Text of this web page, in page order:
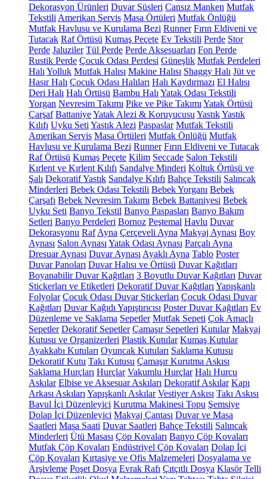
Dekorasyon Ürünleri Duvar Süsleri Cansız Manken Mutfak
Tekstili Amerikan Servis Masa Örtüleri Mutfak Önlüğü
Mutfak Havlusu ve Kurulama Bezi Runner Fırın Eldiveni ve
Tutacak Raf Örtüsü Kumaş Peçete Ev Tekstili Perde Stor
Perde Jaluziler Tül Perde Perde Aksesuarları Fon Perde
Rustik Perde Çocuk Odası Perdesi Güneşlik Mutfak Perdeleri
Halı Yolluk Mutfak Halısı Makine Halısı Shaggy Halı Jüt ve
Hasır Halı Çocuk Odası Halıları Halı Kaydırmazı El Halısı
Deri Halı Halı Örtüsü Bambu Halı Yatak Odası Tekstili
Yorgan Nevresim Takımı Pike ve Pike Takımı Yatak Örtüsü
Çarşaf BattaniyeYatak Alezi & Koruyucusu YastıkYastık
Kılıfı Uyku Seti Yastık Alezi Paspaslar Mutfak Tekstili
Amerikan Servis Masa Örtüleri Mutfak Önlüğü Mutfak
Havlusu ve Kurulama Bezi Runner Fırın Eldiveni ve Tutacak
Raf Örtüsü Kumaş Peçete Kilim Seccade Salon Tekstili
Kırlent ve Kırlent Kılıfı Sandalye Minderi Koltuk Örtüsü ve
Şalı Dekoratif Yastık Sandalye Kılıfı Bahçe Tekstili Salıncak
Minderleri Bebek Odası Tekstili Bebek Yorganı Bebek
Çarşafı Bebek Nevresim Takımı Bebek Battaniyesi Bebek
Uyku Seti Banyo Tekstil Banyo Paspasları Banyo Bakım
Setleri Banyo Perdeleri Bornoz Peştemal Havlu Duvar
Dekorasyonu Raf Ayna Çerçeveli Ayna Makyaj Aynası Boy
Aynası Salon Aynası Yatak Odası Aynası Parçalı Ayna
Dresuar Aynası Duvar Aynası Ayaklı Ayna Tablo Poster
Duvar Panoları Duvar Halısı ve Örtüsü Duvar Kağıtları
Boyanabilir Duvar Kağıtları 3 Boyutlu Duvar Kağıtları Duvar
Stickerları ve Etiketleri Dekoratif Duvar Kağıtları Yapışkanlı
Folyolar Çocuk Odası Duvar Stickerları Çocuk Odası Duvar
Kağıtları Duvar Kağıdı Yapıştırıcısı Poster Duvar Kağıtları Ev
Düzenleme ve Saklama Sepetler Mutfak Sepeti Çok Amaçlı
Sepetler Dekoratif Sepetler Çamaşır Sepetleri Kutular Makyaj
Kutusu ve Organizerleri Plastik Kutular Kumaş Kutular
Ayakkabı Kutuları Oyuncak Kutuları Saklama Kutusu
Dekoratif Kutu Takı Kutusu Çamaşır Kurutma Askısı
Saklama Hurçları Hurçlar Vakumlu Hurçlar Halı Hurcu
Askılar Elbise ve Aksesuar Askıları Dekoratif Askılar Kapı
Arkası Askıları Yapışkanlı Askılar Vestiyer Askısı Takı Askısı
Bavul İçi Düzenleyici Kurutma Makinesi Topu Şemsiye
Dolap İçi Düzenleyici Makyaj Çantası Duvar ve Masa
Saatleri Masa Saati Duvar Saatleri Bahçe Tekstili Salıncak
Minderleri Ütü Masası Çöp Kovaları Banyo Çöp Kovaları
Mutfak Çöp Kovaları Endüstriyel Çöp Kovaları Dolap İçi
Çöp Kovaları Kırtasiye ve Ofis Malzemeleri Dosyalama ve
Arşivleme Poşet Dosya Evrak Rafı Çıtçıtlı Dosya Klasör Telli